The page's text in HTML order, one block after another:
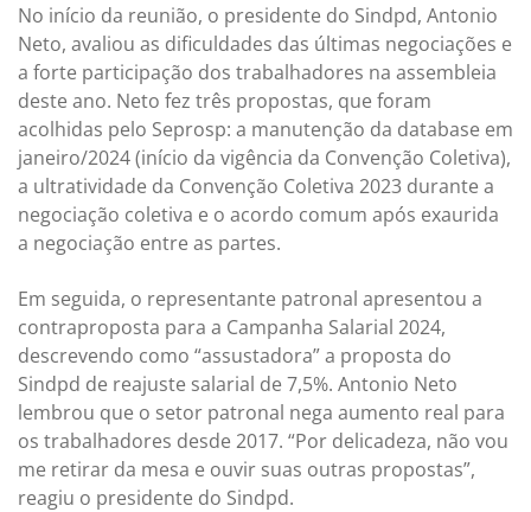
No início da reunião, o presidente do Sindpd, Antonio
Neto, avaliou as dificuldades das últimas negociações e
a forte participação dos trabalhadores na assembleia
deste ano. Neto fez três propostas, que foram
acolhidas pelo Seprosp: a manutenção da database em
janeiro/2024 (início da vigência da Convenção Coletiva),
a ultratividade da Convenção Coletiva 2023 durante a
negociação coletiva e o acordo comum após exaurida
a negociação entre as partes.
Em seguida, o representante patronal apresentou a
contraproposta para a Campanha Salarial 2024,
descrevendo como “assustadora” a proposta do
Sindpd de reajuste salarial de 7,5%. Antonio Neto
lembrou que o setor patronal nega aumento real para
os trabalhadores desde 2017. “Por delicadeza, não vou
me retirar da mesa e ouvir suas outras propostas”,
reagiu o presidente do Sindpd.